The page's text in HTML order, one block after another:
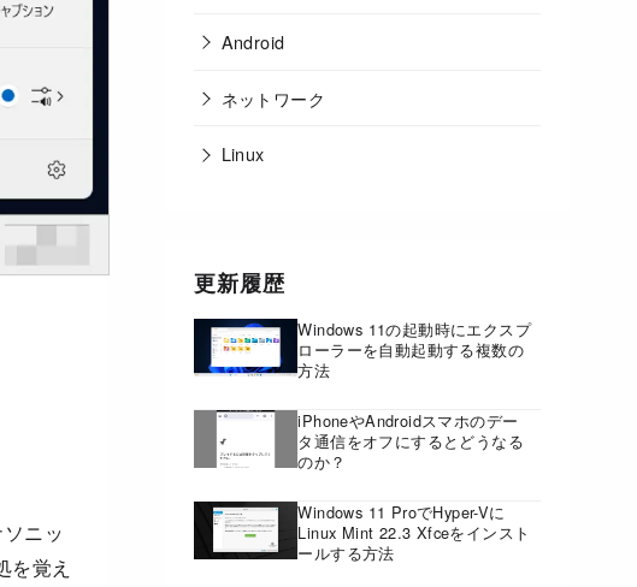
ニッ
を覚え
Android
ネットワーク
Linux
更新履歴
Windows 11の起動時にエクスプ
ローラーを自動起動する複数の
方法
iPhoneやAndroidスマホのデー
タ通信をオフにするとどうなる
のか？
Windows 11 ProでHyper-Vに
Linux Mint 22.3 Xfceをインスト
ールする方法